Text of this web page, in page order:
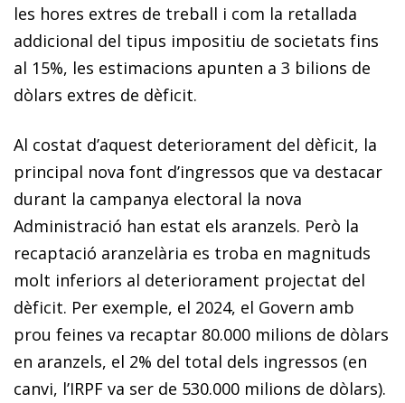
les hores extres de treball i com la retallada
addicional del tipus impositiu de societats fins
al 15%, les estimacions apunten a 3 bilions de
dòlars extres de dèficit.
Al costat d’aquest deteriorament del dèficit, la
principal nova font d’ingressos que va destacar
durant la campanya electoral la nova
Administració han estat els aranzels. Però la
recaptació aranzelària es troba en magnituds
molt inferiors al deteriorament projectat del
dèficit. Per exemple, el 2024, el Govern amb
prou feines va recaptar 80.000 mi­­lions de dòlars
en aranzels, el 2% del total dels ingressos (en
canvi, l’IRPF va ser de 530.000 milions de dòlars).